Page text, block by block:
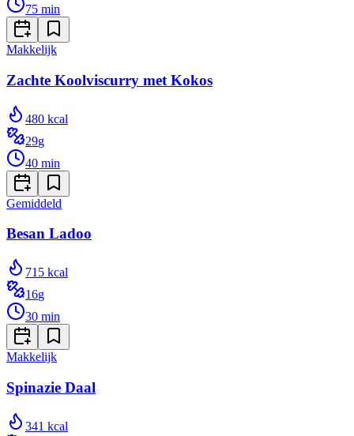
75 min
Makkelijk
Zachte Koolviscurry met Kokos
480 kcal
29g
40 min
Gemiddeld
Besan Ladoo
715 kcal
16g
30 min
Makkelijk
Spinazie Daal
341 kcal